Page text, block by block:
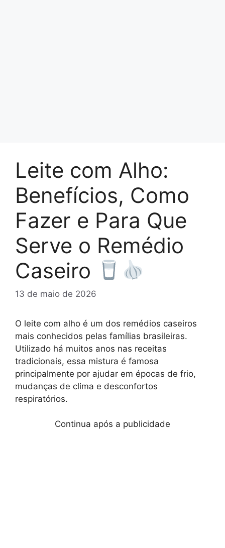
Leite com Alho:
Benefícios, Como
Fazer e Para Que
Serve o Remédio
Caseiro
13 de maio de 2026
O leite com alho é um dos remédios caseiros
mais conhecidos pelas famílias brasileiras.
Utilizado há muitos anos nas receitas
tradicionais, essa mistura é famosa
principalmente por ajudar em épocas de frio,
mudanças de clima e desconfortos
respiratórios.
Continua após a publicidade